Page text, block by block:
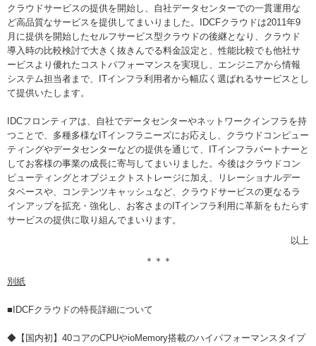
クラウドサービスの提供を開始し、自社データセンターでの一貫運用な
ど高品質なサービスを提供してまいりました。IDCFクラウドは2011年9
月に提供を開始したセルフサービス型クラウドの後継となり、クラウド
導入時の比較検討で大きく抜きんでる料金設定と、性能比較でも他社サ
ービスより優れたコストパフォーマンスを実現し、エンジニアから情報
システム担当者まで、ITインフラ利用者から幅広く選ばれるサービスとし
て提供いたします。
IDCフロンティアは、自社でデータセンターやネットワークインフラを持
つことで、多種多様なITインフラニーズにお応えし、クラウドコンピュー
ティングやデータセンターなどの提供を通じて、ITインフラパートナーと
してお客様の事業の成長に寄与してまいりました。今後はクラウドコン
ピューティングとオブジェクトストレージに加え、リレーショナルデー
タベースや、コンテンツキャッシュなど、クラウドサービスの更なるラ
インアップを拡充・強化し、お客さまのITインフラ利用に革新をもたらす
サービスの提供に取り組んでまいります。
以上
＊＊＊
別紙
■IDCFクラウドの特長詳細について
◆【国内初】40コアのCPUやioMemory搭載のハイパフォーマンスタイプ